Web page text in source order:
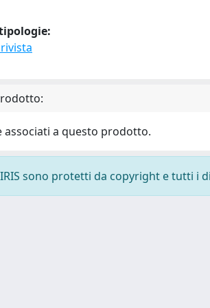
associati a questo prodotto.
sono protetti da copyright e tutti i